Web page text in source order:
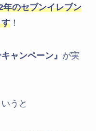
年のセブンイレブン
！
キャンペーン』 が実
うと